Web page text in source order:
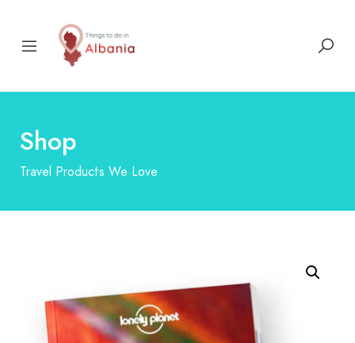
Shop
Travel Products We Love